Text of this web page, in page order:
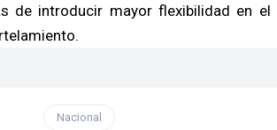
de introducir mayor flexibilidad en el
Nacional